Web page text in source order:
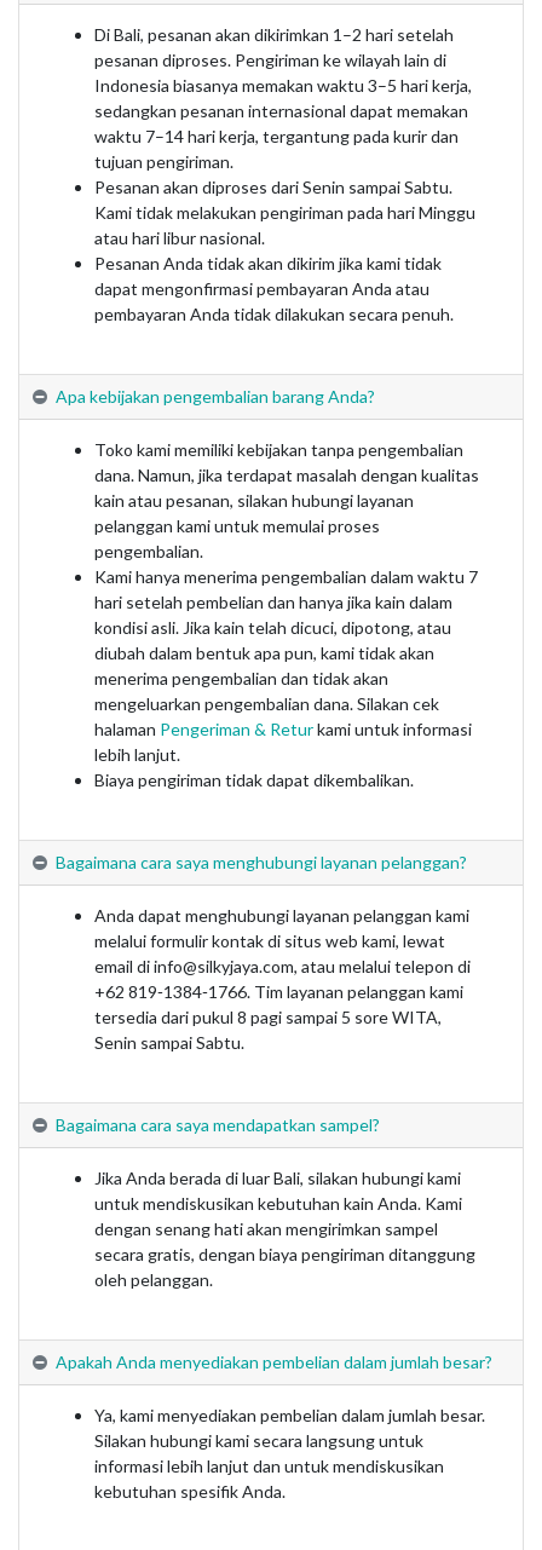
Di Bali, pesanan akan dikirimkan 1–2 hari setelah
pesanan diproses. Pengiriman ke wilayah lain di
Indonesia biasanya memakan waktu 3–5 hari kerja,
sedangkan pesanan internasional dapat memakan
waktu 7–14 hari kerja, tergantung pada kurir dan
tujuan pengiriman.
Pesanan akan diproses dari Senin sampai Sabtu.
Kami tidak melakukan pengiriman pada hari Minggu
atau hari libur nasional.
Pesanan Anda tidak akan dikirim jika kami tidak
dapat mengonfirmasi pembayaran Anda atau
pembayaran Anda tidak dilakukan secara penuh.
Apa kebijakan pengembalian barang Anda?
Toko kami memiliki kebijakan tanpa pengembalian
dana. Namun, jika terdapat masalah dengan kualitas
kain atau pesanan, silakan hubungi layanan
pelanggan kami untuk memulai proses
pengembalian.
Kami hanya menerima pengembalian dalam waktu 7
hari setelah pembelian dan hanya jika kain dalam
kondisi asli. Jika kain telah dicuci, dipotong, atau
diubah dalam bentuk apa pun, kami tidak akan
menerima pengembalian dan tidak akan
mengeluarkan pengembalian dana. Silakan cek
halaman Pengeriman & Returkami untuk informasi
lebih lanjut.
Biaya pengiriman tidak dapat dikembalikan.
Bagaimana cara saya menghubungi layanan pelanggan?
Anda dapat menghubungi layanan pelanggan kami
melalui formulir kontak di situs web kami, lewat
email di info@silkyjaya.com, atau melalui telepon di
+62 819‑1384‑1766. Tim layanan pelanggan kami
tersedia dari pukul 8 pagi sampai 5 sore WITA,
Senin sampai Sabtu.
Bagaimana cara saya mendapatkan sampel?
Jika Anda berada di luar Bali, silakan hubungi kami
untuk mendiskusikan kebutuhan kain Anda. Kami
dengan senang hati akan mengirimkan sampel
secara gratis, dengan biaya pengiriman ditanggung
oleh pelanggan.
Apakah Anda menyediakan pembelian dalam jumlah besar?
Ya, kami menyediakan pembelian dalam jumlah besar.
Silakan hubungi kami secara langsung untuk
informasi lebih lanjut dan untuk mendiskusikan
kebutuhan spesifik Anda.